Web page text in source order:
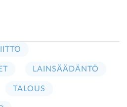
LAINSÄÄDÄNTÖ
TALOUS